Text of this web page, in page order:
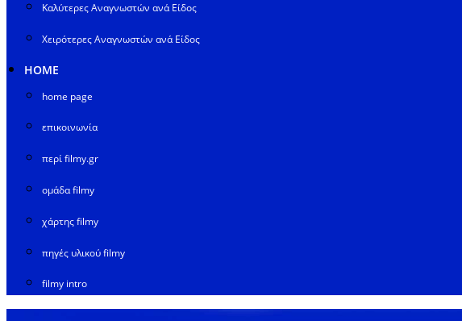
Καλύτερες Αναγνωστών ανά Είδος
Χειρότερες Αναγνωστών ανά Είδος
HOME
home page
επικοινωνία
περί filmy.gr
ομάδα filmy
χάρτης filmy
πηγές υλικού filmy
filmy intro